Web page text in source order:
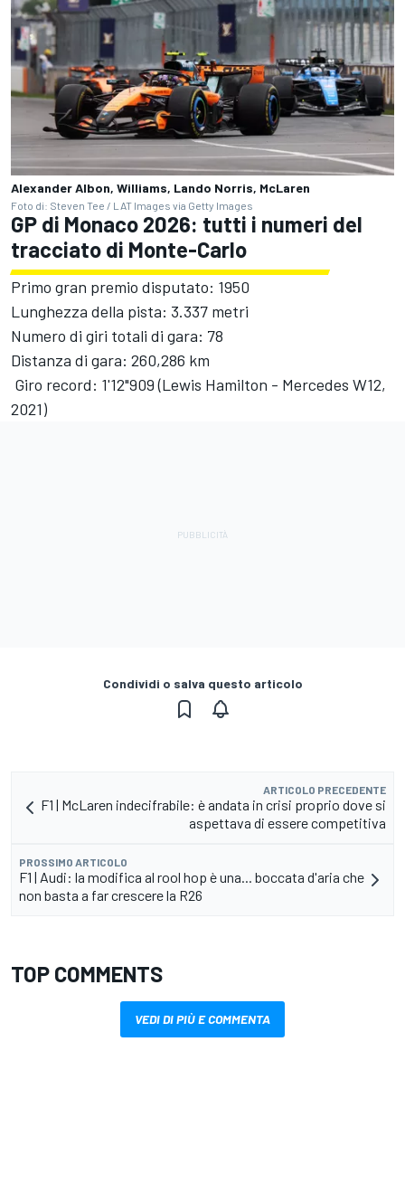
Alexander Albon, Williams, Lando Norris, McLaren
Foto di: Steven Tee / LAT Images via Getty Images
GP di Monaco 2026: tutti i numeri del
tracciato di Monte-Carlo
Primo gran premio disputato: 1950
Lunghezza della pista: 3.337 metri
Numero di giri totali di gara: 78
Distanza di gara: 260,286 km
Giro record: 1'12"909 (Lewis Hamilton - Mercedes W12,
2021)
Condividi o salva questo articolo
ARTICOLO PRECEDENTE
F1 | McLaren indecifrabile: è andata in crisi proprio dove si
aspettava di essere competitiva
PROSSIMO ARTICOLO
F1 | Audi: la modifica al rool hop è una... boccata d'aria che
non basta a far crescere la R26
TOP COMMENTS
VEDI DI PIÙ E COMMENTA